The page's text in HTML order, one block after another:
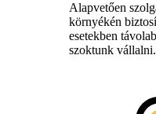
Alapvetően
környékén
esetekben
szoktunk vállalni.